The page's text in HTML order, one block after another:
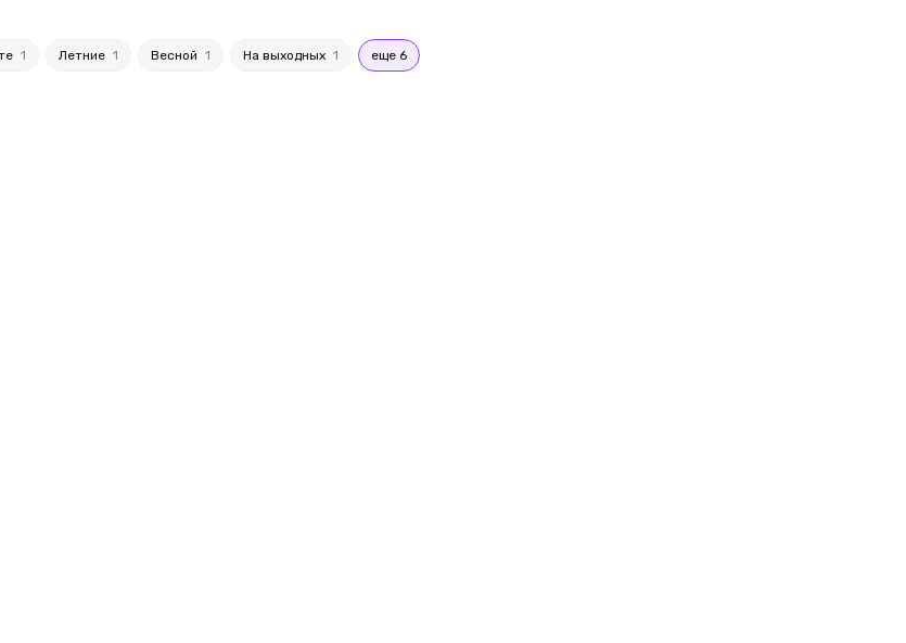
1 Летние 1 Весной 1 На выходных 1 еще 6